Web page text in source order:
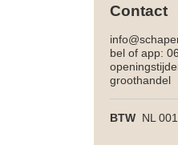
Contact
bel of app:
groothandel
BTW NL